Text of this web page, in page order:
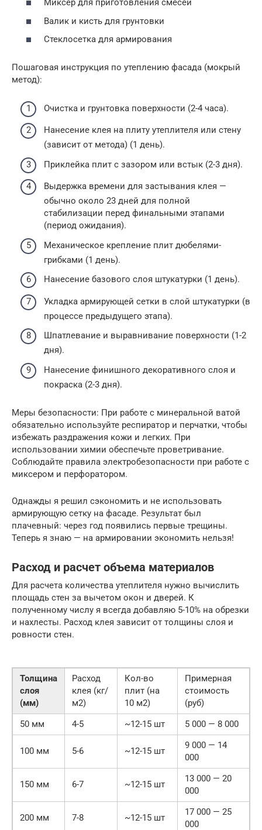
Миксер для приготовления смесей
Валик и кисть для грунтовки
Стеклосетка для армирования
Пошаговая инструкция по утеплению фасада (мокрый
метод):
Очистка и грунтовка поверхности (2-4 часа).
Нанесение клея на плиту утеплителя или стену
(зависит от метода) (1 день).
Приклейка плит с зазором или встык (2-3 дня).
Выдержка времени для застывания клея —
обычно около 23 дней для полной
стабилизации перед финальными этапами
(период ожидания).
Механическое крепление плит дюбелями-
грибками (1 день).
Нанесение базового слоя штукатурки (1 день).
Укладка армирующей сетки в слой штукатурки (в
процессе предыдущего этапа).
Шпатлевание и выравнивание поверхности (1-2
дня).
Нанесение финишного декоративного слоя и
покраска (2-3 дня).
Меры безопасности: При работе с минеральной ватой
обязательно используйте респиратор и перчатки, чтобы
избежать раздражения кожи и легких. При
использовании химии обеспечьте проветривание.
Соблюдайте правила электробезопасности при работе с
миксером и перфоратором.
Однажды я решил сэкономить и не использовать
армирующую сетку на фасаде. Результат был
плачевный: через год появились первые трещины.
Теперь я знаю — на армировании экономить нельзя!
Расход и расчет объема материалов
Для расчета количества утеплителя нужно вычислить
площадь стен за вычетом окон и дверей. К
полученному числу я всегда добавляю 5-10% на обрезки
и нахлесты. Расход клея зависит от толщины слоя и
ровности стен.
Толщина
слоя
(мм)
Расход
клея (кг/
м2)
Кол-во
плит (на
10 м2)
Примерная
стоимость
(руб)
50 мм
4-5 ~12-15 шт 5 000 — 8 000
100 мм 5-6 ~12-15 шт
9 000 — 14
000
150 мм 6-7 ~12-15 шт
13 000 — 20
000
200 мм 7-8 ~12-15 шт
17 000 — 25
000